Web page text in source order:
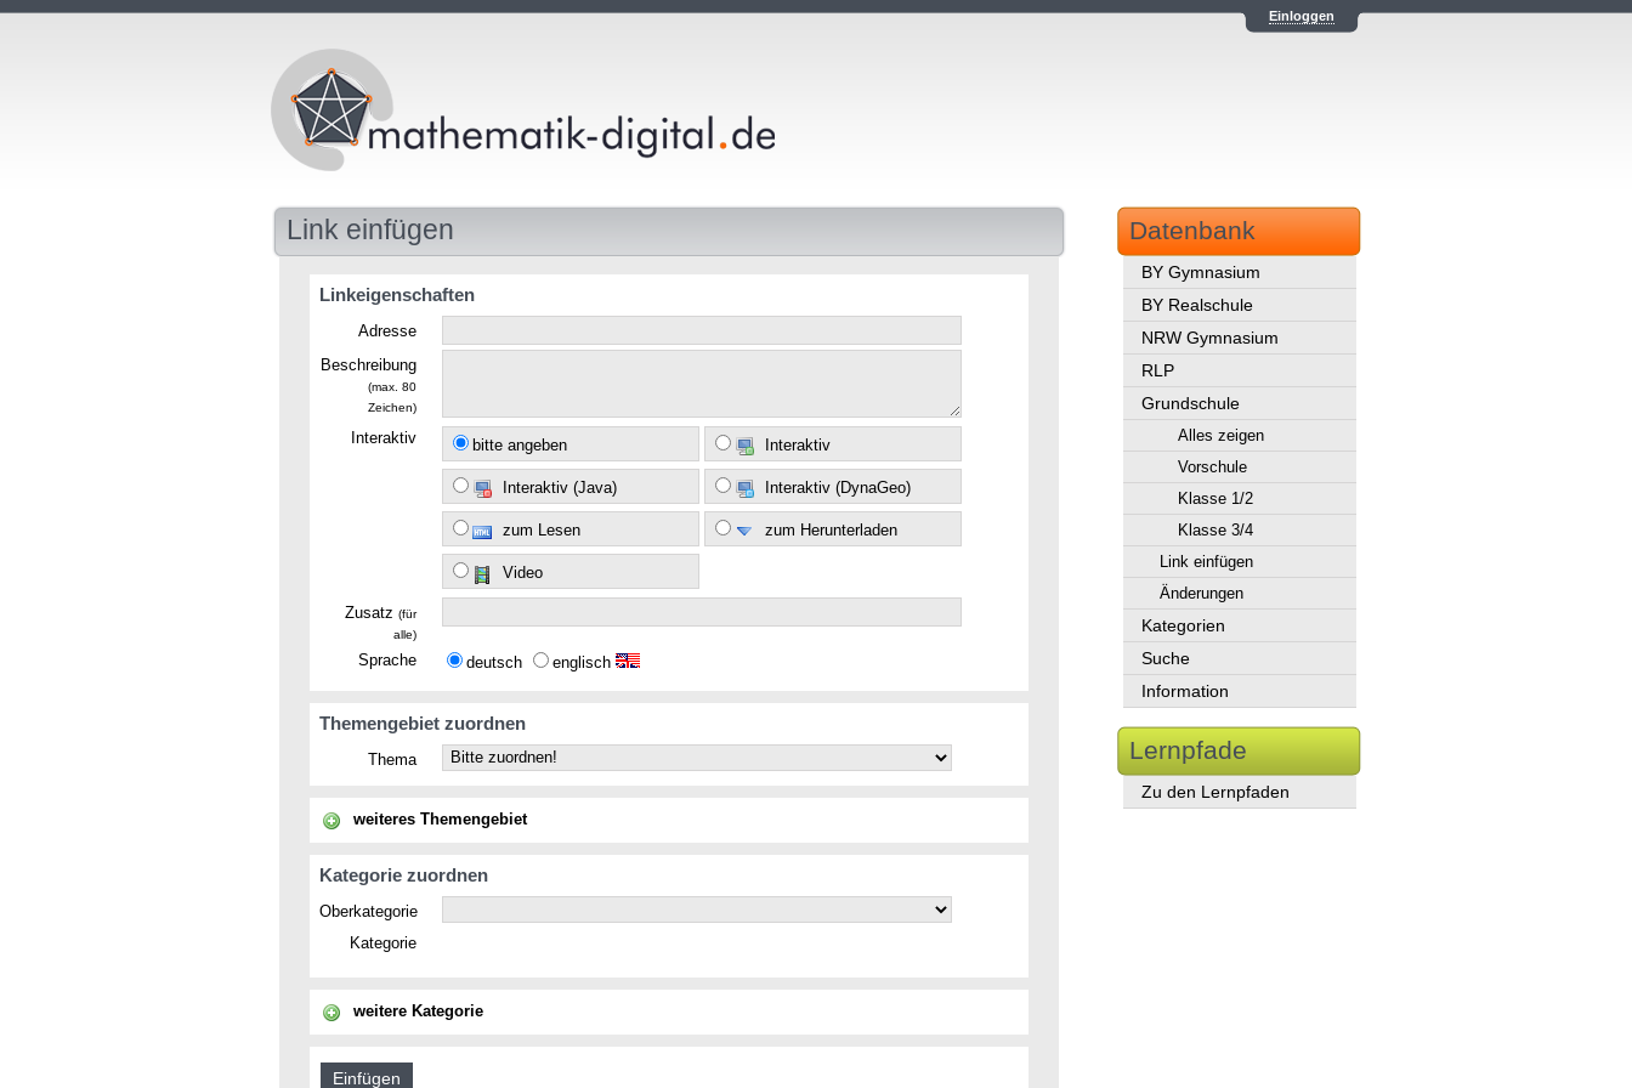
Einloggen
Link einfügen
Linkeigenschaften
Adresse
Beschreibung
(max. 80
Zeichen)
Interaktiv bitte angeben Interaktiv
Interaktiv (Java) Interaktiv (DynaGeo)
zum Lesen zum Herunterladen
Video
Zusatz (für
alle)
Sprache deutsch englisch
Themengebiet zuordnen
Thema
weiteres Themengebiet
Kategorie zuordnen
Oberkategorie
Kategorie
weitere Kategorie
Datenbank
BY Gymnasium
BY Realschule
NRW Gymnasium
RLP
Grundschule
Alles zeigen
Vorschule
Klasse 1/2
Klasse 3/4
Link einfügen
Änderungen
Kategorien
Suche
Information
Lernpfade
Zu den Lernpfaden